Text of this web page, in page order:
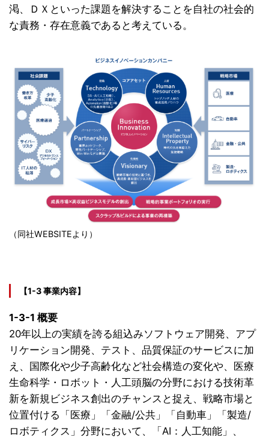
渇、ＤＸといった課題を解決することを自社の社会的
な責務・存在意義であると考えている。
（同社WEBSITEより）
【1-3 事業内容】
1-3-1 概要
20年以上の実績を誇る組込みソフトウェア開発、アプ
リケーション開発、テスト、品質保証のサービスに加
え、国際化や少子高齢化など社会構造の変化や、医療
生命科学・ロボット・人工頭脳の分野における技術革
新を新規ビジネス創出のチャンスと捉え、戦略市場と
位置付ける「医療」「金融/公共」「自動車」「製造/
ロボティクス」分野において、「AI：人工知能」、